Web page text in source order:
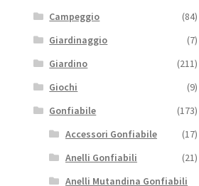
Campeggio
(84)
Giardinaggio
(7)
Giardino
(211)
Giochi
(9)
Gonfiabile
(173)
Accessori Gonfiabile
(17)
Anelli Gonfiabili
(21)
Anelli Mutandina Gonfiabili